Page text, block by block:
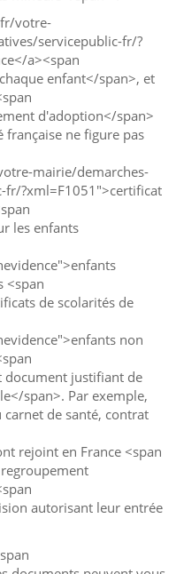
votre-
servicepublic-fr/?
a><span
enfant</span>, et
d'adoption</span>
ne figure pas
mairie/demarches-
?xml=F1051">certificat
les enfants
<span
de scolarités de
non
document justifiant de
span>. Par exemple,
carnet de santé, contrat
rejoint en France <span
autorisant leur entrée